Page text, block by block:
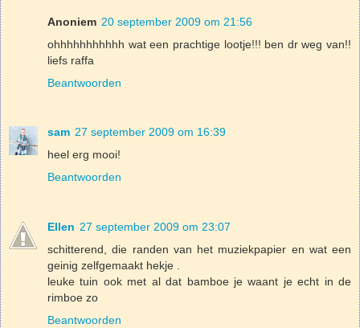
Anoniem 20 september 2009 om 21:56
ohhhhhhhhhhh wat een prachtige lootje!!! ben dr weg van!!
liefs raffa
Beantwoorden
sam 27 september 2009 om 16:39
heel erg mooi!
Beantwoorden
Ellen 27 september 2009 om 23:07
schitterend, die randen van het muziekpapier en wat een
geinig zelfgemaakt hekje .
leuke tuin ook met al dat bamboe je waant je echt in de
rimboe zo
Beantwoorden